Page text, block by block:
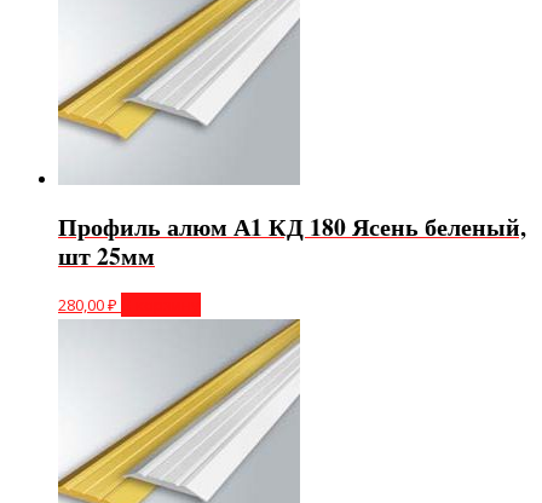
Профиль алюм А1 КД 180 Ясень беленый,
шт 25мм
280,00₽